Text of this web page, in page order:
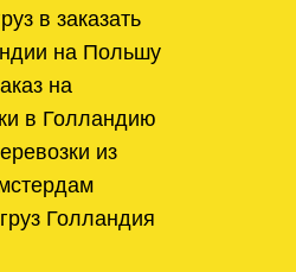
в заказать
на Польшу
на
в Голландию
из
Голландия